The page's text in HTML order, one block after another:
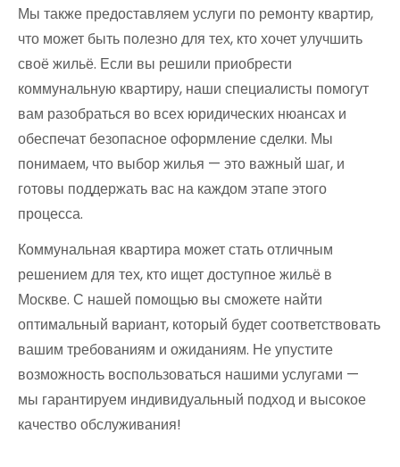
Мы также предоставляем услуги по ремонту квартир,
что может быть полезно для тех, кто хочет улучшить
своё жильё. Если вы решили приобрести
коммунальную квартиру, наши специалисты помогут
вам разобраться во всех юридических нюансах и
обеспечат безопасное оформление сделки. Мы
понимаем, что выбор жилья — это важный шаг, и
готовы поддержать вас на каждом этапе этого
процесса.
Коммунальная квартира может стать отличным
решением для тех, кто ищет доступное жильё в
Москве. С нашей помощью вы сможете найти
оптимальный вариант, который будет соответствовать
вашим требованиям и ожиданиям. Не упустите
возможность воспользоваться нашими услугами —
мы гарантируем индивидуальный подход и высокое
качество обслуживания!